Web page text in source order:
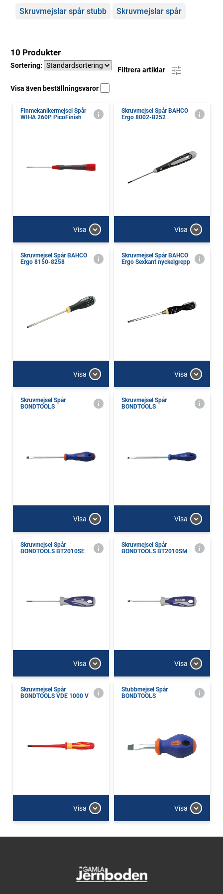
Skruvmejslar spår stubb Skruvmejslar spår
10 Produkter
Sortering:
Filtrera artiklar
Visa även beställningsvaror
Finmekanikermejsel Spår
WIHA 260P PicoFinish
Visa
Skruvmejsel Spår BAHCO
Ergo 8002-8252
Visa
Skruvmejsel Spår BAHCO
Ergo 8150-8258
Visa
Skruvmejsel Spår BAHCO
Ergo Sexkant nyckelgrepp
Visa
Skruvmejsel Spår
BONDTOOLS
Visa
Skruvmejsel Spår
BONDTOOLS
Visa
Skruvmejsel Spår
BONDTOOLS BT2010SE
Visa
Skruvmejsel Spår
BONDTOOLS BT2010SM
Visa
Skruvmejsel Spår
BONDTOOLS VDE 1000 V
Visa
Stubbmejsel Spår
BONDTOOLS
Visa